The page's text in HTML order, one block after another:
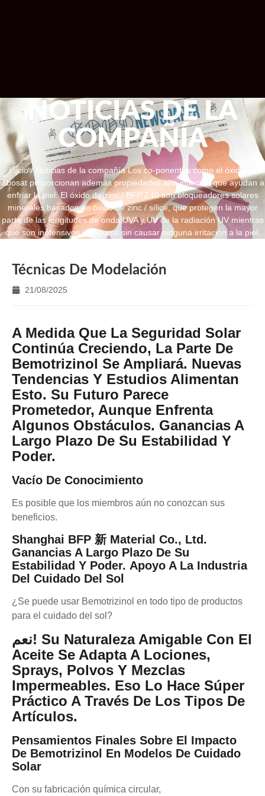
NOTICIAS DE LA
COMPAÑÍA
Inicio/ Noticias de la compañíaLos co-ponentes como el óxido de
Zbosat proporcionan además propiedades anti-inflación que ayudan a
enfriar la piel. El óxido de zinc / BFP Z40 son bloqueadores solares
minerales basados en óxido de zinc / sílice, que protegen la mayor
parte de las longitudes de onda UVA y UV de la radiación UV mientras
que son inofensivos y seguros sin causar ninguna irritación a la piel.
Técnicas De Modelación
21/08/2025
A Medida Que La Seguridad Solar
Continúa Creciendo, La Parte De
Bemotrizinol Se Ampliará. Nuevas
Tendencias Y Estudios Alimentan
Esto. Su Futuro Parece
Prometedor, Aunque Enfrenta
Algunos Obstáculos. Ganancias A
Largo Plazo De Su Estabilidad Y
Poder.
Vacío De Conocimiento
Es posible que los miembros aún no conozcan sus
beneficios.
Shanghai BFP 新 Material Co., Ltd.
Ganancias A Largo Plazo De Su
Estabilidad Y Poder. Apoyo A La Industria
Del Cuidado Del Sol
¿Se puede usar Bemotrizinol en todo tipo de productos
para el cuidado del sol?
نعم! Su Naturaleza Amigable Con El
Aceite Se Adapta A Lociones,
Sprays, Polvos Y Mezclas
Impermeables. Eso Lo Hace Súper
Práctico A Través De Los Tipos De
Artículos.
Pensamientos Finales Sobre El Impacto
De Bemotrizinol En Modelos De Cuidado
Solar
Con su fabricación química circular,